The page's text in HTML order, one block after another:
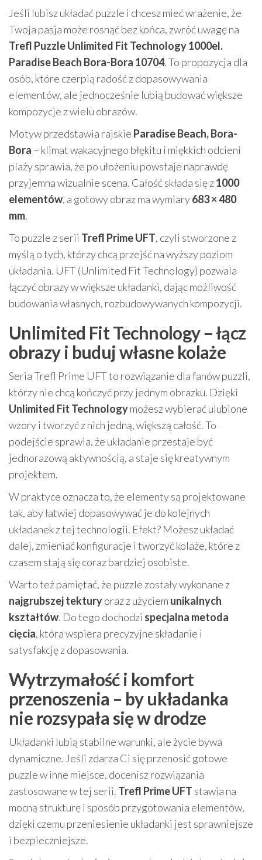
Jeśli lubisz układać puzzle i chcesz mieć wrażenie, że
Twoja pasja może rosnąć bez końca, zwróć uwagę na
Trefl Puzzle Unlimited Fit Technology 1000el.
Paradise Beach Bora-Bora 10704. To propozycja dla
osób, które czerpią radość z dopasowywania
elementów, ale jednocześnie lubią budować większe
kompozycje z wielu obrazów.
Motyw przedstawia rajskie Paradise Beach, Bora-
Bora – klimat wakacyjnego błękitu i miękkich odcieni
plaży sprawia, że po ułożeniu powstaje naprawdę
przyjemna wizualnie scena. Całość składa się z1000
elementów, a gotowy obraz ma wymiary683 × 480
mm.
To puzzle z serii Trefl Prime UFT, czyli stworzone z
myślą o tych, którzy chcą przejść na wyższy poziom
układania. UFT (Unlimited Fit Technology) pozwala
łączyć obrazy w większe układanki, dając możliwość
budowania własnych, rozbudowywanych kompozycji.
Unlimited Fit Technology – łącz
obrazy i buduj własne kolaże
Seria Trefl Prime UFT to rozwiązanie dla fanów puzzli,
którzy nie chcą kończyć przy jednym obrazku. Dzięki
Unlimited Fit Technologymożesz wybierać ulubione
wzory i tworzyć z nich jedną, większą całość. To
podejście sprawia, że układanie przestaje być
jednorazową aktywnością, a staje się kreatywnym
projektem.
W praktyce oznacza to, że elementy są projektowane
tak, aby łatwiej dopasowywać je do kolejnych
układanek z tej technologii. Efekt? Możesz układać
dalej, zmieniać konfiguracje i tworzyć kolaże, które z
czasem stają się coraz bardziej osobiste.
Warto też pamiętać, że puzzle zostały wykonane z
najgrubszej tekturyoraz z użyciem unikalnych
kształtów. Do tego dochodzi specjalna metoda
cięcia, która wspiera precyzyjne składanie i
satysfakcję z dopasowania.
Wytrzymałość i komfort
przenoszenia – by układanka
nie rozsypała się w drodze
Układanki lubią stabilne warunki, ale życie bywa
dynamiczne. Jeśli zdarza Ci się przenosić gotowe
puzzle w inne miejsce, docenisz rozwiązania
zastosowane w tej serii. Trefl Prime UFT stawia na
mocną strukturę i sposób przygotowania elementów,
dzięki czemu przeniesienie układanki jest sprawniejsze
i bezpieczniejsze.